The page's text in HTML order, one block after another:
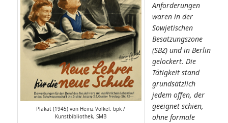
Plakat (1945) von Heinz Völkel. bpk /
Kunstbibliothek, SMB
Anforderungen
waren in der
Sowjetischen
Besatzungszone
(SBZ) und in Berlin
gelockert. Die
Tätigkeit stand
grundsätzlich
jedem offen, der
geeignet schien,
ohne formale